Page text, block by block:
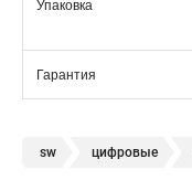
Упаковка
Гарантия
sw цифровые